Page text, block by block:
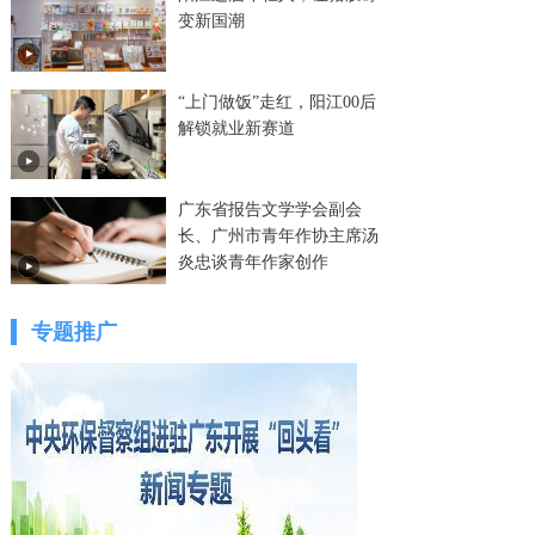
变新国潮
“上门做饭”走红，阳江00后
解锁就业新赛道
广东省报告文学学会副会
长、广州市青年作协主席汤
炎忠谈青年作家创作
专题推广